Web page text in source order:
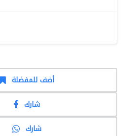
أضف للمفضلة
شارك
شارك